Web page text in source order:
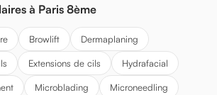
à Paris 8ème
Browlift Dermaplaning
Extensions de cils Hydrafacial
Microblading Microneedling